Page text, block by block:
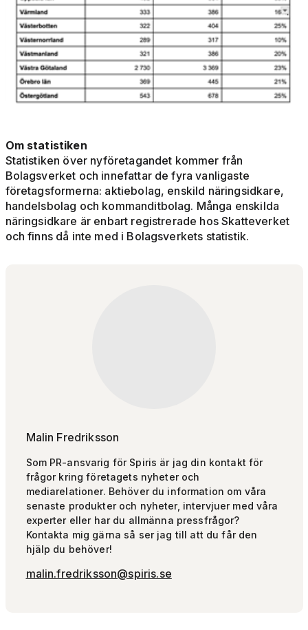
Om statistiken
Statistiken över nyföretagandet kommer från
Bolagsverket och innefattar de fyra vanligaste
företagsformerna: aktiebolag, enskild näringsidkare,
handelsbolag och kommanditbolag. Många enskilda
näringsidkare är enbart registrerade hos Skatteverket
och finns då inte med i Bolagsverkets statistik.
Malin Fredriksson
Som PR-ansvarig för Spiris är jag din kontakt för
frågor kring företagets nyheter och
mediarelationer. Behöver du information om våra
senaste produkter och nyheter, intervjuer med våra
experter eller har du allmänna pressfrågor?
Kontakta mig gärna så ser jag till att du får den
hjälp du behöver!
malin.fredriksson@spiris.se